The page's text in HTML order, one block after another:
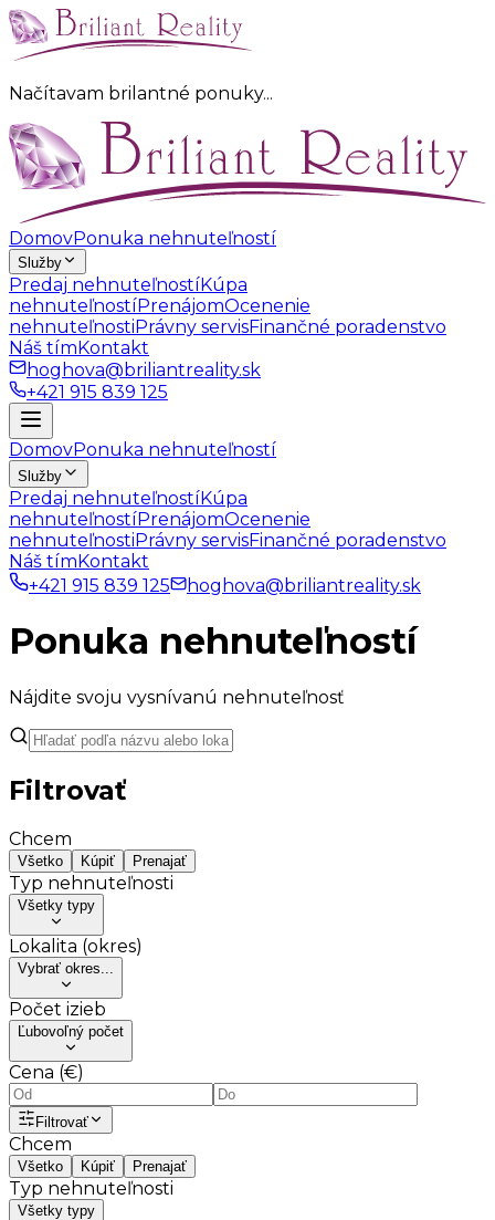
Načítavam brilantné ponuky...
DomovPonuka nehnuteľností
Služby
Predaj nehnuteľnostíKúpa
nehnuteľnostíPrenájomOcenenie
nehnuteľnostiPrávny servisFinančné poradenstvo
Náš tímKontakt
hoghova@briliantreality.sk
+421 915 839 125
DomovPonuka nehnuteľností
Služby
Predaj nehnuteľnostíKúpa
nehnuteľnostíPrenájomOcenenie
nehnuteľnostiPrávny servisFinančné poradenstvo
Náš tímKontakt
+421 915 839 125
hoghova@briliantreality.sk
Ponuka nehnuteľností
Nájdite svoju vysnívanú nehnuteľnosť
Filtrovať
Chcem
Všetko Kúpiť Prenajať
Typ nehnuteľnosti
Všetky typy
Lokalita (okres)
Vybrať okres...
Počet izieb
Ľubovoľný počet
Cena (€)
Filtrovať
Chcem
Všetko Kúpiť Prenajať
Typ nehnuteľnosti
Všetky typy